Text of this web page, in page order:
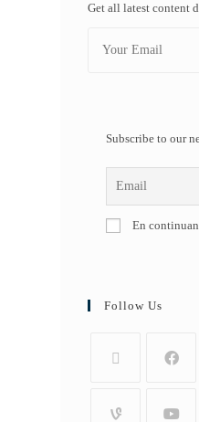
Get all latest content
Subscribe to our
En
Follow Us